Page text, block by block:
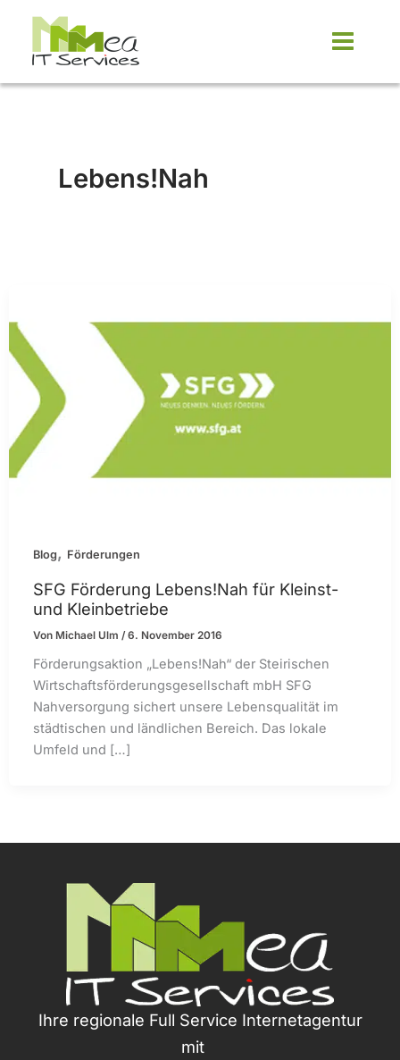
Zum
springen
Lebens!Nah
Blog, Förderungen
SFG Förderung Lebens!Nah für Kleinst-
und Kleinbetriebe
Von Michael Ulm /6. November 2016
Förderungsaktion „Lebens!Nah“ der Steirischen
Wirtschaftsförderungsgesellschaft mbH SFG
Nahversorgung sichert unsere Lebensqualität im
städtischen und ländlichen Bereich. Das lokale
Umfeld und […]
Ihre regionale Full Service Internetagentur
mit